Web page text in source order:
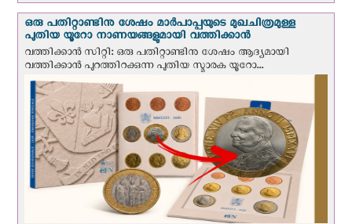
ഒരു പതിറ്റാണ്ടിനു ശേഷം മാർപാപ്പയുടെ മുഖചിത്രമുള്ള
പുതിയ യൂറോ നാണയങ്ങളുമായി വത്തിക്കാന്‍
വത്തിക്കാന്‍ സിറ്റി: ഒരു പതിറ്റാണ്ടിനു ശേഷം ആദ്യമായി
വത്തിക്കാൻ പുറത്തിറക്കുന്ന പുതിയ സ്മാരക യൂറോ...